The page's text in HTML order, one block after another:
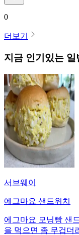
0
더보기
지금 인기있는 일
서브웨이
에그마요 샌드위치
에그마요 모닝빵 샌
을 먹으면 좀 무겁더